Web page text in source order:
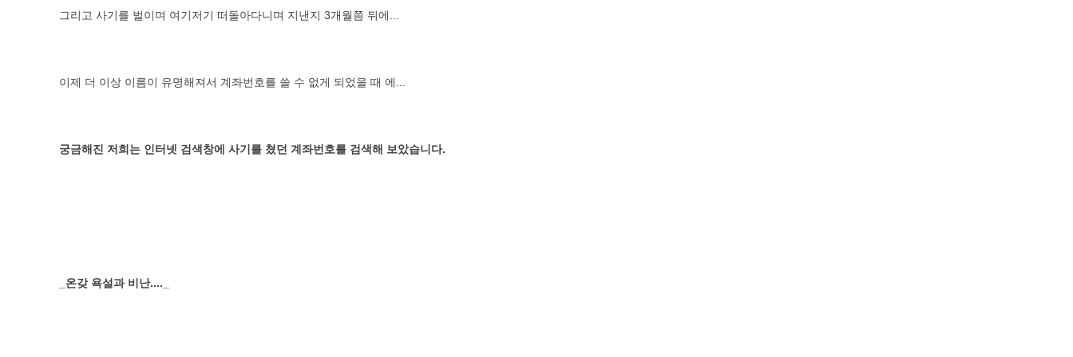
그리고 사기를 벌이며 여기저기 떠돌아다니며 지낸지 3개월쯤 뒤에...
이제 더 이상 이름이 유명해져서 계좌번호를 쓸 수 없게 되었을 때 에...
궁금해진 저희는 인터넷 검색창에 사기를 쳤던 계좌번호를 검색해 보았습니다.
_온갖 욕설과 비난...._